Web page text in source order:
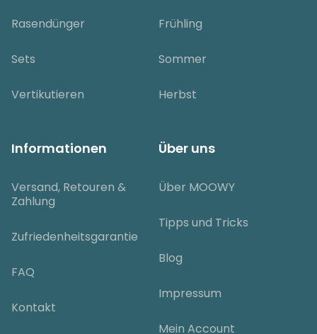
Rasendünger
Sets
Vertikutieren
Frühling
Sommer
Herbst
Informationen
Versand, Retouren &
Zahlung
Zufriedenheitsgarantie
FAQ
Kontakt
Über uns
Über MOOWY
Tipps und Tricks
Blog
Impressum
Mein Account